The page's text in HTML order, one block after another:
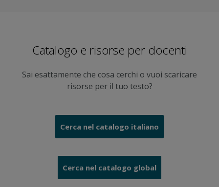
Catalogo e risorse per docenti
Sai esattamente che cosa cerchi o vuoi scaricare
risorse per il tuo testo?
Cerca nel catalogo italiano
Cerca nel catalogo global